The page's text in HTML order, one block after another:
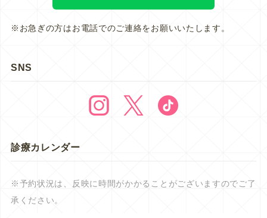
※お急ぎの方はお電話でのご連絡をお願いいたします。
SNS
診療カレンダー
※予約状況は、反映に時間がかかることがございますのでご了
承ください。